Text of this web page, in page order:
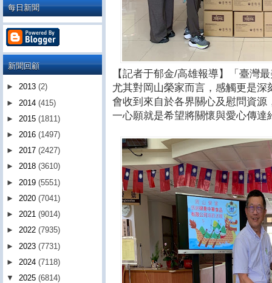
【記者于郁金/高雄報導】「臺灣
尤其對岡山榮家而言，感觸更是
會收到來自於各界關心及慰問資
一心願就是希望將關懷與愛心傳達
每日新聞
新聞回顧
► 2013 (2)
► 2014 (415)
► 2015 (1811)
► 2016 (1497)
► 2017 (2427)
► 2018 (3610)
► 2019 (5551)
► 2020 (7041)
► 2021 (9014)
► 2022 (7935)
► 2023 (7731)
► 2024 (7118)
▼ 2025 (6814)